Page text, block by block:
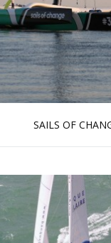
SAILS OF
En savoir